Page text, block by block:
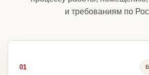
и требованиям по
01